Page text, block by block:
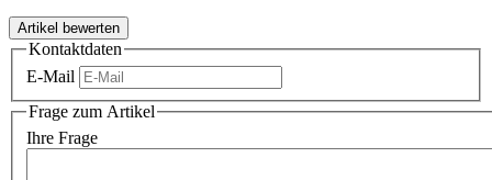
Kontaktdaten
E-Mail
Frage zum Artikel
Ihre Frage